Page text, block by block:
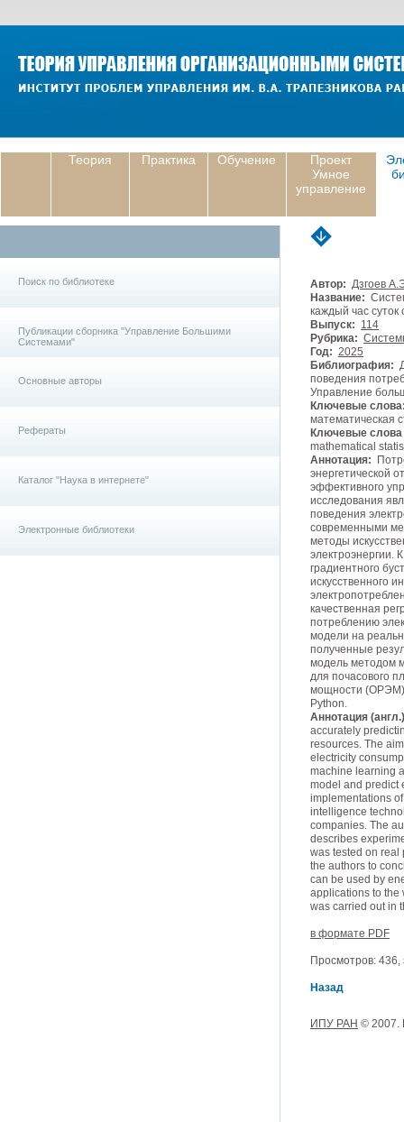
Теория Практика Обучение
Проект
Умное
управление
Поиск по библиотеке
Публикации сборника "Управление Большими
Системами"
Основные авторы
Рефераты
Каталог "Наука в интернете"
Электронные библиотеки
Автор: Дзгоев
Название:
каждый час
Выпуск: 114
Рубрика:
Год: 2025
Библиография:
поведения
Управление
Ключевые
математическая
Ключевые слова
mathematical
Аннотация:
энергетической
эффективного
исследования
поведения
современными
методы
электроэнергии.
градиентного
искусственного
качественная
потреблению
модели на
полученные
модель методом
для почасового
мощности (ОРЭМ)
Python.
Аннотация
accurately
resources. The
electricity
machine learning
model and predict
implementations
intelligence
companies. The
describes
was tested on real
the authors to
can be used by
applications to the
was carried out in
в формате PDF
Просмотров: 436,
Назад
ИПУ РАН © 2007.